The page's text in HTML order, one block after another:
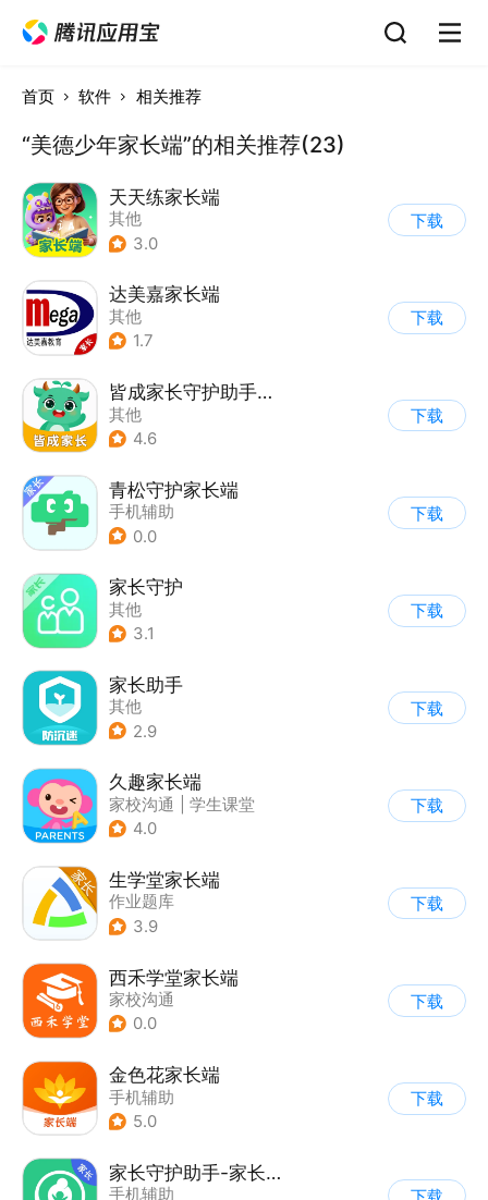
首页 软件 相关推荐
“美德少年家长端”的相关推荐(23)
天天练家长端
其他
3.0
下载
达美嘉家长端
其他
1.7
下载
皆成家长守护助手家长端
其他
4.6
下载
青松守护家长端
手机辅助
0.0
下载
家长守护
其他
3.1
下载
家长助手
其他
2.9
下载
久趣家长端
家校沟通
学生课堂
4.0
下载
生学堂家长端
作业题库
3.9
下载
西禾学堂家长端
家校沟通
0.0
下载
金色花家长端
手机辅助
5.0
下载
家长守护助手-家长端
手机辅助
下载